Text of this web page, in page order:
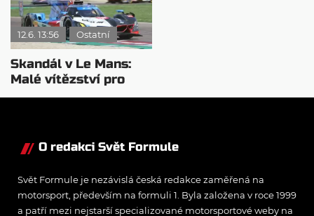
12.6. 13:56 Ostatní
Skandál v Le Mans:
Malé vítězství pro
BMW
O redakci Svět Formule
Svět Formule je nezávislá česká redakce zaměřená na
motorsport, především na formuli 1. Byla založena v roce 1999
a patří mezi nejstarší specializované motorsportové weby na